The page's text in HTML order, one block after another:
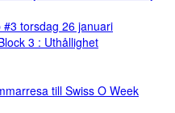
#3 torsdag 26 januari
3 : Uthållighet
till Swiss O Week